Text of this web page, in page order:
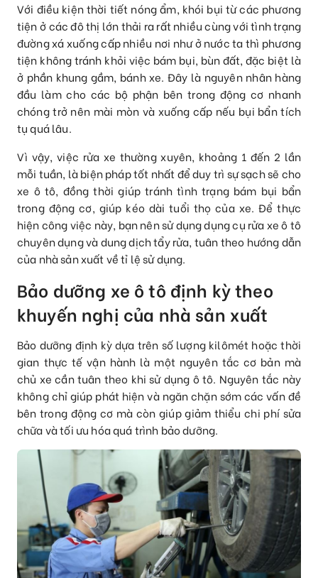
Với điều kiện thời tiết nóng ẩm, khói bụi từ các phương
tiện ở các đô thị lớn thải ra rất nhiều cùng với tình trạng
đường xá xuống cấp nhiều nơi như ở nước ta thì phương
tiện không tránh khỏi việc bám bụi, bùn đất, đặc biệt là
ở phần khung gầm, bánh xe. Đây là nguyên nhân hàng
đầu làm cho các bộ phận bên trong động cơ nhanh
chóng trở nên mài mòn và xuống cấp nếu bụi bẩn tích
tụ quá lâu.
Vì vậy, việc rửa xe thường xuyên, khoảng 1 đến 2 lần
mỗi tuần, là biện pháp tốt nhất để duy trì sự sạch sẽ cho
xe ô tô, đồng thời giúp tránh tình trạng bám bụi bẩn
trong động cơ, giúp kéo dài tuổi thọ của xe. Để thực
hiện công việc này, bạn nên sử dụng dụng cụ rửa xe ô tô
chuyên dụng và dung dịch tẩy rửa, tuân theo hướng dẫn
của nhà sản xuất về tỉ lệ sử dụng.
Bảo dưỡng xe ô tô định kỳ theo
khuyến nghị của nhà sản xuất
Bảo dưỡng định kỳdựa trên số lượng kilômét hoặc thời
gian thực tế vận hành là một nguyên tắc cơ bản mà
chủ xe cần tuân theo khi sử dụng ô tô. Nguyên tắc này
không chỉ giúp phát hiện và ngăn chặn sớm các vấn đề
bên trong động cơ mà còn giúp giảm thiểu chi phí sửa
chữa và tối ưu hóa quá trình bảo dưỡng.